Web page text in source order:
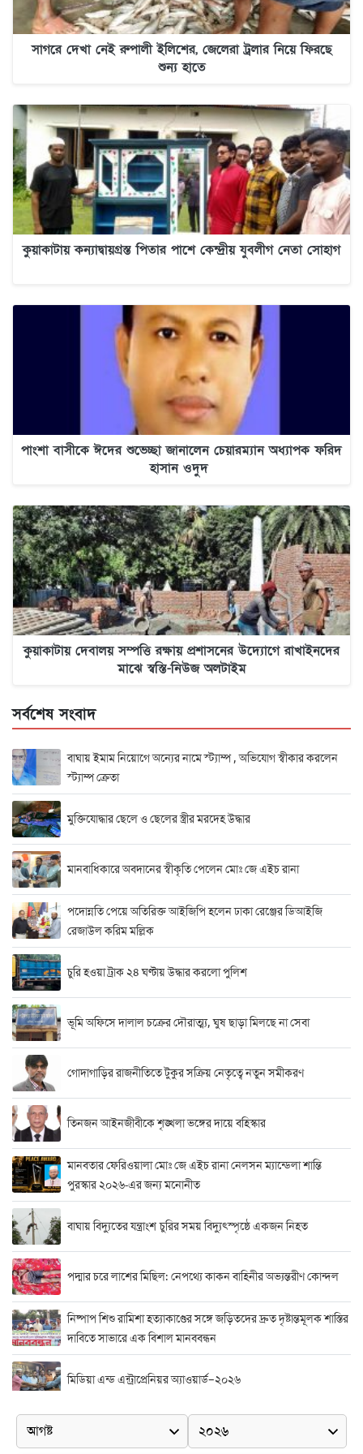
সাগরে দেখা নেই রুপালী ইলিশের, জেলেরা ট্রলার নিয়ে ফিরছে
শুন্য হাতে
কুয়াকাটায় কন্যাদ্বায়গ্রস্ত পিতার পাশে কেন্দ্রীয় যুবলীগ নেতা সোহাগ
পাংশা বাসীকে ঈদের শুভেচ্ছা জানালেন চেয়ারম্যান অধ্যাপক ফরিদ
হাসান ওদুদ
কুয়াকাটায় দেবালয় সম্পত্তি রক্ষায় প্রশাসনের উদ্যোগে রাখাইনদের
মাঝে স্বস্তি-নিউজ অলটাইম
সর্বশেষ সংবাদ
বাঘায় ইমাম নিয়োগে অন্যের নামে স্ট্যাম্প , অভিযোগ স্বীকার করলেন
স্ট্যাম্প ক্রেতা
মুক্তিযোদ্ধার ছেলে ও ছেলের স্ত্রীর মরদেহ উদ্ধার
মানবাধিকারে অবদানের স্বীকৃতি পেলেন মোঃ জে এইচ রানা
পদোন্নতি পেয়ে অতিরিক্ত আইজিপি হলেন ঢাকা রেঞ্জের ডিআইজি
রেজাউল করিম মল্লিক
চুরি হওয়া ট্রাক ২৪ ঘণ্টায় উদ্ধার করলো পুলিশ
ভূমি অফিসে দালাল চক্রের দৌরাত্ম্য, ঘুষ ছাড়া মিলছে না সেবা
গোদাগাড়ির রাজনীতিতে টুকুর সক্রিয় নেতৃত্বে নতুন সমীকরণ
তিনজন আইনজীবীকে শৃঙ্খলা ভঙ্গের দায়ে বহিস্কার
মানবতার ফেরিওয়ালা মোঃ জে এইচ রানা নেলসন ম্যান্ডেলা শান্তি
পুরস্কার ২০২৬-এর জন্য মনোনীত
বাঘায় বিদ্যুতের যন্ত্রাংশ চুরির সময় বিদ্যুৎস্পৃষ্ঠে একজন নিহত
পদ্মার চরে লাশের মিছিল: নেপথ্যে কাকন বাহিনীর অভ্যন্তরীণ কোন্দল
নিষ্পাপ শিশু রামিশা হত্যাকাণ্ডের সঙ্গে জড়িতদের দ্রুত দৃষ্টান্তমূলক শাস্তির
দাবিতে সাভারে এক বিশাল মানববন্ধন
মিডিয়া এন্ড এন্ট্রাপ্রেনিয়র অ্যাওয়ার্ড–২০২৬
র‍্যাবের বিশেষ অভিযান: বিদেশি পিস্তল, গুলি, মাদক ও নগদ অর্থ উদ্ধার,